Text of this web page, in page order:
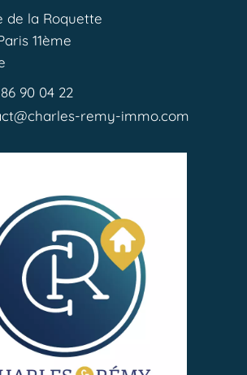
de la Roquette
11ème
90 04 22
remy-immo.com